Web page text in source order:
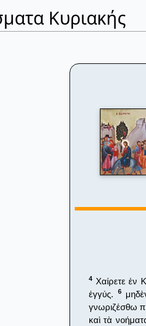
Κυριακής
4 Χαίρετε ἐν
ἐγγύς.
6
γνωριζέσθω
καὶ τὰ